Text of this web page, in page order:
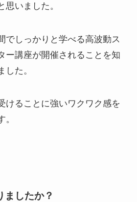
思いました。
でしっかりと学べる高波動ス
ー講座が開催されることを知
した。
けることに強いワクワク感を
ましたか？